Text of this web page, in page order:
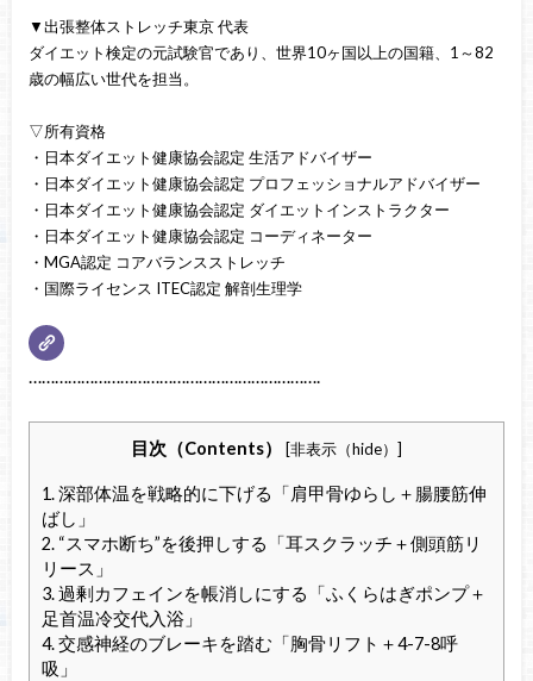
▼出張整体ストレッチ東京 代表
ダイエット検定の元試験官であり、世界10ヶ国以上の国籍、1～82
歳の幅広い世代を担当。
▽所有資格
・日本ダイエット健康協会認定 生活アドバイザー
・日本ダイエット健康協会認定 プロフェッショナルアドバイザー
・日本ダイエット健康協会認定 ダイエットインストラクター
・日本ダイエット健康協会認定 コーディネーター
・MGA認定 コアバランスストレッチ
・国際ライセンス ITEC認定 解剖生理学
………………………………………………………….
目次（Contents） [非表示（hide） ]
1. 深部体温を戦略的に下げる「肩甲骨ゆらし＋腸腰筋伸
ばし」
2. “スマホ断ち”を後押しする「耳スクラッチ＋側頭筋リ
リース」
3. 過剰カフェインを帳消しにする「ふくらはぎポンプ＋
足首温冷交代入浴」
4. 交感神経のブレーキを踏む「胸骨リフト＋4-7-8呼
吸」